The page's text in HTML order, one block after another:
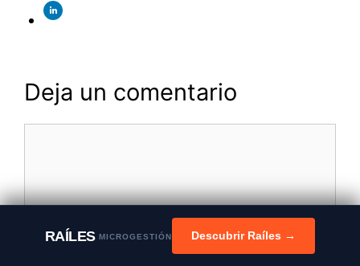
Deja un comentario
RAÍLESMICROGESTIÓN Descubrir Raíles →